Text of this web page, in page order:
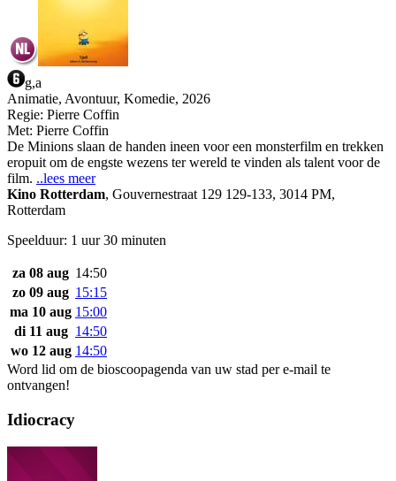
g,a
Animatie, Avontuur, Komedie, 2026
Regie: Pierre Coffin
Met: Pierre Coffin
De Minions slaan de handen ineen voor een monsterfilm en trekken
eropuit om de engste wezens ter wereld te vinden als talent voor de
film. ..lees meer
Kino Rotterdam, Gouvernestraat 129 129-133, 3014 PM,
Rotterdam
Speelduur: 1 uur 30 minuten
za 08 aug 14:50
zo 09 aug 15:15
ma 10 aug 15:00
di 11 aug 14:50
wo 12 aug 14:50
Word lid om de bioscoopagenda van uw stad per e-mail te
ontvangen!
Idiocracy